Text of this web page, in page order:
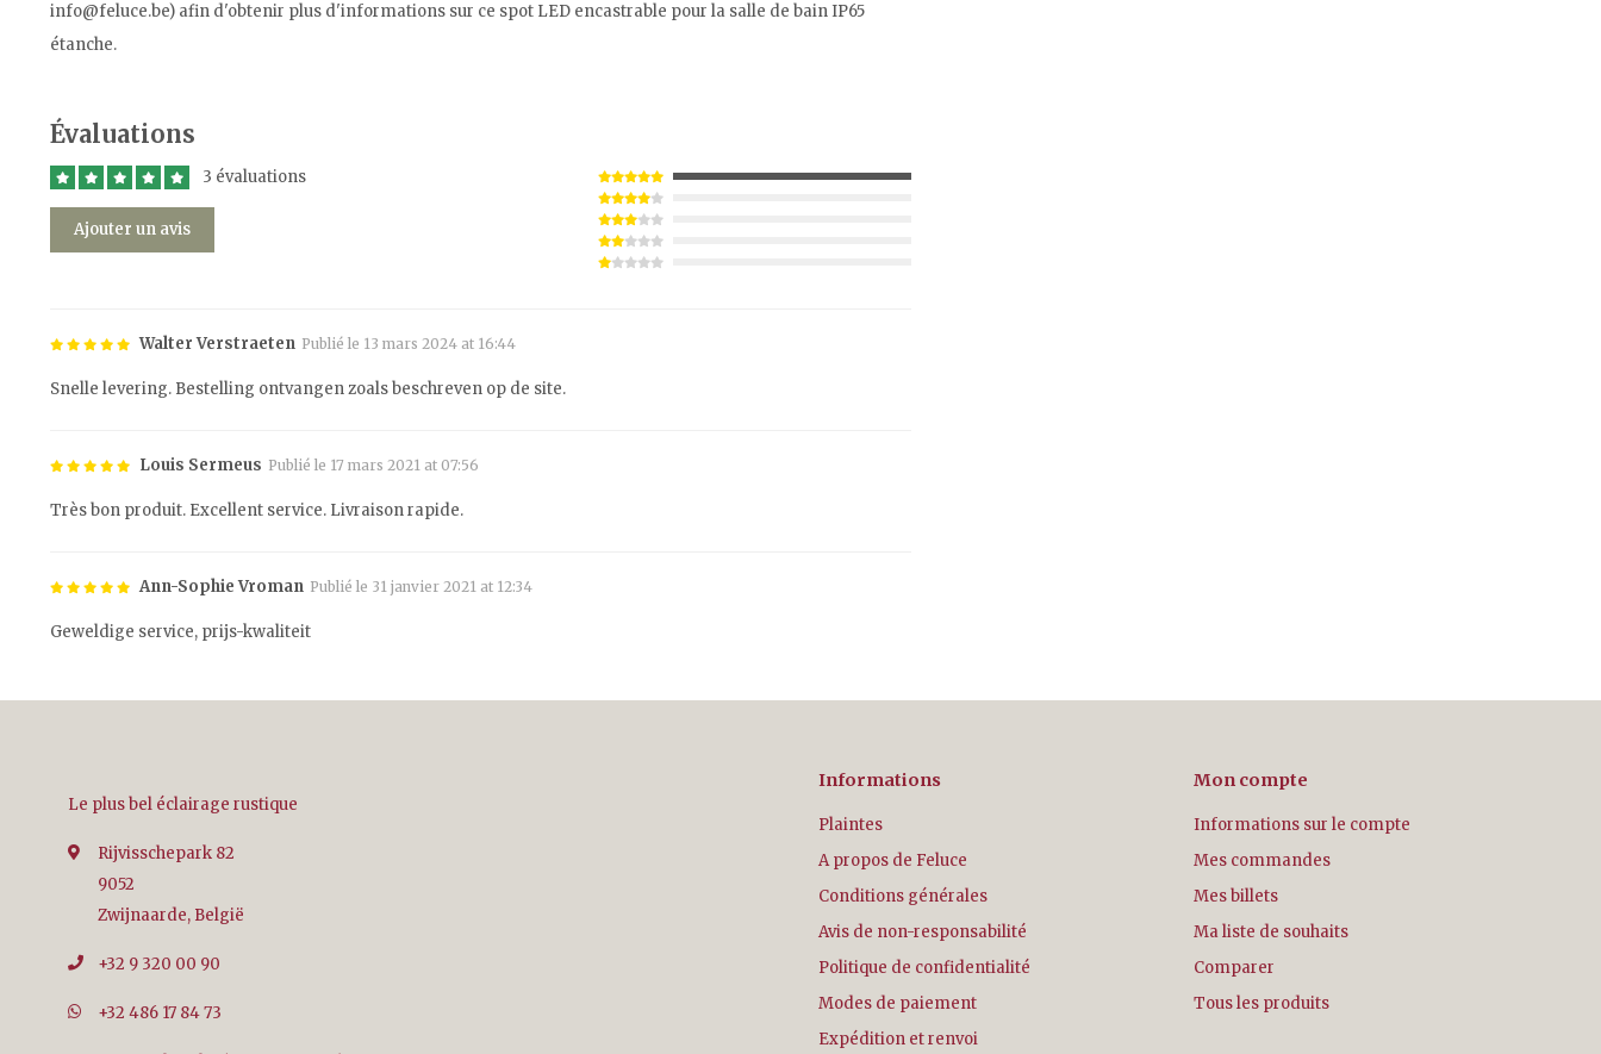
info@feluce.be) afin d'obtenir plus d'informations sur ce spot LED encastrable pour la salle de bain IP65
étanche.
Évaluations
3 évaluations
Ajouter un avis
Walter Verstraeten Publié le 13 mars 2024 at 16:44
Snelle levering. Bestelling ontvangen zoals beschreven op de site.
Louis Sermeus Publié le 17 mars 2021 at 07:56
Très bon produit. Excellent service. Livraison rapide.
Ann-Sophie Vroman Publié le 31 janvier 2021 at 12:34
Geweldige service, prijs-kwaliteit
Le plus bel éclairage rustique
Rijvisschepark 82
9052
Zwijnaarde, België
+32 9 320 00 90
+32 486 17 84 73
Informations
Plaintes
A propos de Feluce
Conditions générales
Avis de non-responsabilité
Politique de confidentialité
Modes de paiement
Expédition et renvoi
Mon compte
Informations sur le compte
Mes commandes
Mes billets
Ma liste de souhaits
Comparer
Tous les produits